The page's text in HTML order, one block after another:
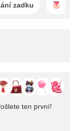
zadku
ten první!